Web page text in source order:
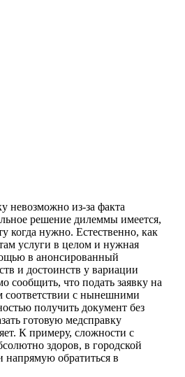
невозможно из-за факта
решение дилеммы имеется,
когда нужно. Естественно, как
услуги в целом и нужная
в анонсированный
и достоинств у вариации
сообщить, что подать заявку на
соответствии с нынешними
получить документ без
готовую медсправку
К примеру, сложности с
здоров, в городской
напрямую обратиться в